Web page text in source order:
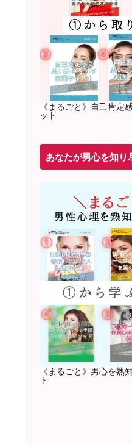
2022年2月〜6月
スン 20名様満席
2019年6月 恋愛コ
《まるごと》自己肯定
ット
あなたが男心を知り
《まるごと》男心を熟
ト